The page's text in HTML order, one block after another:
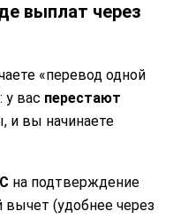
выплат через
«перевод одной
у вас перестают
и вы начинаете
на подтверждение
(удобнее через